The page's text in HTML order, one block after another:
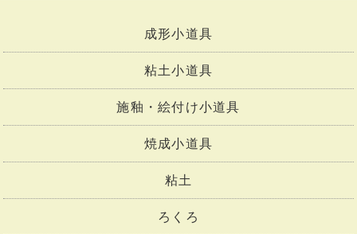
成形小道具
粘土小道具
施釉・絵付け小道具
焼成小道具
粘土
ろくろ